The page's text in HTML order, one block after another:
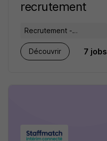
recrutement
Recrutement -
Placement - Conseils
RH
Découvrir 7 jobs